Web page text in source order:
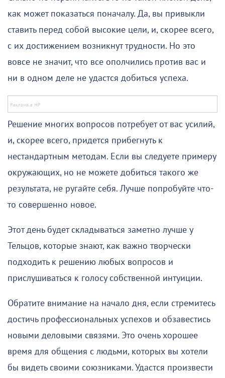
как может показаться поначалу. Да, вы привыкли
ставить перед собой высокие цели, и, скорее всего,
с их достижением возникнут трудности. Но это
вовсе не значит, что все ополчились против вас и
ни в одном деле не удастся добиться успеха.
Решение многих вопросов потребует от вас усилий,
и, скорее всего, придется прибегнуть к
нестандартным методам. Если вы следуете примеру
окружающих, но не можете добиться такого же
результата, не ругайте себя. Лучше попробуйте что-
то совершенно новое.
Этот день будет складываться заметно лучше у
Тельцов, которые знают, как важно творчески
подходить к решению любых вопросов и
прислушиваться к голосу собственной интуиции.
Обратите внимание на начало дня, если стремитесь
достичь профессиональных успехов и обзавестись
новыми деловыми связями. Это очень хорошее
время для общения с людьми, которых вы хотели
бы видеть своими союзниками. Удастся произвести